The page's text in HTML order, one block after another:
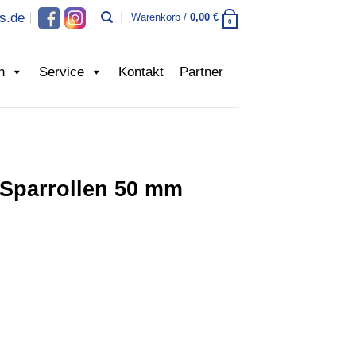
Warenkorb / 0,00 € 0
Service Kontakt Partner
50 mm